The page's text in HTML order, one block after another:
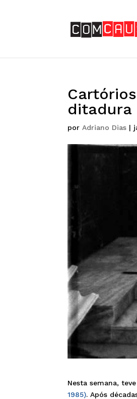
ditadura
por Adriano Dias |
Nesta semana,
1985). Após